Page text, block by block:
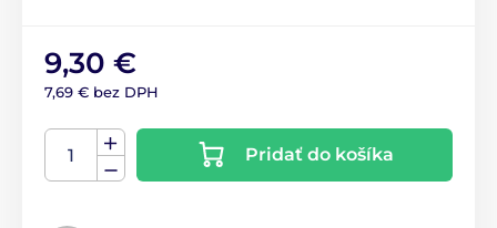
9,30 €
7,69 € bez DPH
Pridať do košíka